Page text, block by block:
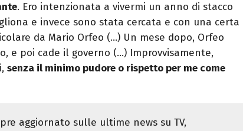
. Ero intenzionata a vivermi un anno di stacco
e invece sono stata cercata e con una certa
da Mario Orfeo (…) Un mese dopo, Orfeo
e poi cade il governo (…) Improvvisamente,
senza il minimo pudore o rispetto per me come
aggiornato sulle ultime news su TV,